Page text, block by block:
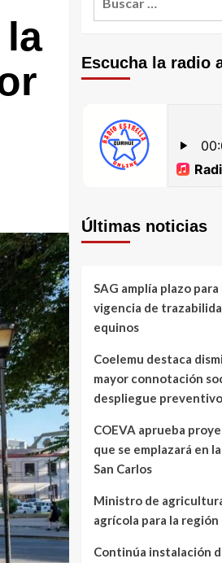
Escucha la radio
Últimas noticias
SAG amplía plazo
vigencia de
equinos
Coelemu destaca
mayor connotación
despliegue
COEVA aprueba
que se emplazará en
San Carlos
Ministro de
agrícola para la región
Continúa instalación